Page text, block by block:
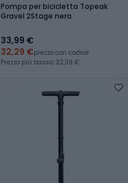
Pompa per bicicletta Topeak
Gravel 2Stage nera
33,99 €
32,29 €prezzo con codice
Prezzo più basso: 32,39 €